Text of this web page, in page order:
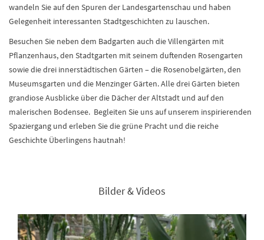
wandeln Sie auf den Spuren der Landesgartenschau und haben
Gelegenheit interessanten Stadtgeschichten zu lauschen.
Besuchen Sie neben dem Badgarten auch die Villengärten mit
Pflanzenhaus, den Stadtgarten mit seinem duftenden Rosengarten
sowie die drei innerstädtischen Gärten – die Rosenobelgärten, den
Museumsgarten und die Menzinger Gärten. Alle drei Gärten bieten
grandiose Ausblicke über die Dächer der Altstadt und auf den
malerischen Bodensee. Begleiten Sie uns auf unserem inspirierenden
Spaziergang und erleben Sie die grüne Pracht und die reiche
Geschichte Überlingens hautnah!
Bilder & Videos